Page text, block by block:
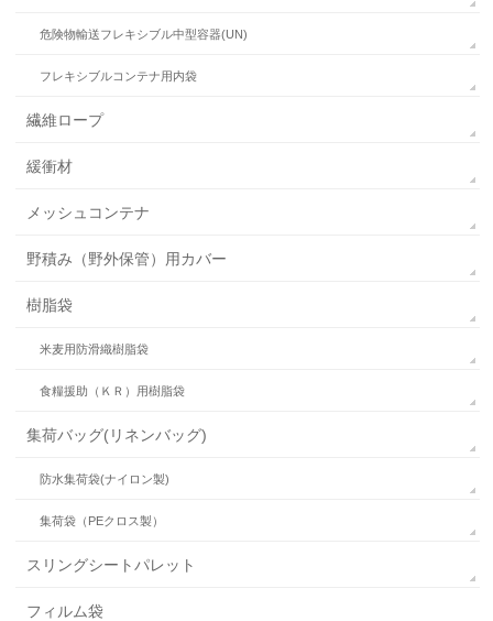
危険物輸送フレキシブル中型容器(UN)
フレキシブルコンテナ用内袋
繊維ロープ
緩衝材
メッシュコンテナ
野積み（野外保管）用カバー
樹脂袋
米麦用防滑織樹脂袋
食糧援助（ＫＲ）用樹脂袋
集荷バッグ(リネンバッグ)
防水集荷袋(ナイロン製)
集荷袋（PEクロス製）
スリングシートパレット
フィルム袋